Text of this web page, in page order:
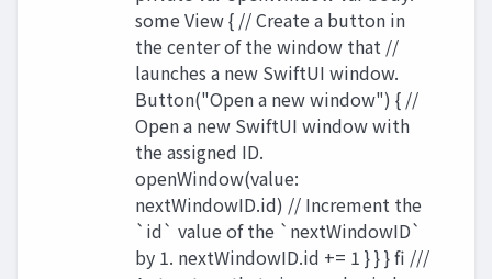
some View { // Create a button in
the center of the window that //
launches a new SwiftUI window.
Button("Open a new window") { //
Open a new SwiftUI window with
the assigned ID.
openWindow(value:
nextWindowID.id) // Increment the
`id` value of the `nextWindowID`
by 1. nextWindowID.id += 1 } } } fi ///